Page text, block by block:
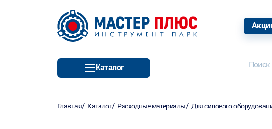
Каталог
Главная/ Каталог/ Расходные материалы/ Для силового